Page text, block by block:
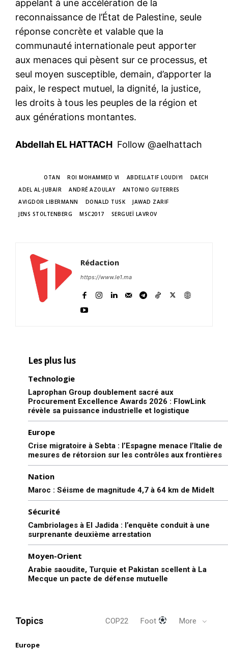
appelant à une accélération de la
reconnaissance de l’État de Palestine, seule
réponse concrète et valable que la
communauté internationale peut apporter
aux menaces qui pèsent sur ce processus, et
seul moyen susceptible, demain, d’apporter la
paix, le respect mutuel, la dignité, la justice,
les droits à tous les peuples de la région et
aux générations montantes.
Abdellah EL HATTACH Follow @aelhattach
OTAN ROI MOHAMMED VI ABDELLATIF LOUDIYI
DAECH
ADEL AL-JUBAIR
ANDRÉ AZOULAY
ANTONIO GUTERRES
AVIGDOR LIBERMANN
DONALD TUSK
JAWAD ZARIF
JENS STOLTENBERG
MSC2017 SERGUEÏ LAVROV
Rédaction
https://www.le1.ma
Les plus lus
Technologie
Laprophan Group doublement sacré aux
Procurement Excellence Awards 2026 : FlowLink
révèle sa puissance industrielle et logistique
Europe
Crise migratoire à Sebta : l’Espagne menace l’Italie de
mesures de rétorsion sur les contrôles aux frontières
Nation
Maroc : Séisme de magnitude 4,7 à 64 km de Midelt
Sécurité
Cambriolages à El Jadida : l’enquête conduit à une
surprenante deuxième arrestation
Moyen-Orient
Arabie saoudite, Turquie et Pakistan scellent à La
Mecque un pacte de défense mutuelle
Topics COP22 Foot More
Europe